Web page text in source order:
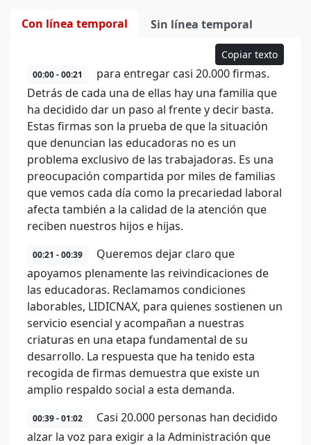
Con línea temporal Sin línea temporal
Copiar texto
00:00 - 00:21
para entregar casi 20.000 firmas.
Detrás de cada una de ellas hay una familia que
ha decidido dar un paso al frente y decir basta.
Estas firmas son la prueba de que la situación
que denuncian las educadoras no es un
problema exclusivo de las trabajadoras. Es una
preocupación compartida por miles de familias
que vemos cada día como la precariedad laboral
afecta también a la calidad de la atención que
reciben nuestros hijos e hijas.
00:21 - 00:39
Queremos dejar claro que
apoyamos plenamente las reivindicaciones de
las educadoras. Reclamamos condiciones
laborables, LIDICNAX, para quienes sostienen un
servicio esencial y acompañan a nuestras
criaturas en una etapa fundamental de su
desarrollo. La respuesta que ha tenido esta
recogida de firmas demuestra que existe un
amplio respaldo social a esta demanda.
00:39 - 01:02
Casi 20.000 personas han decidido
alzar la voz para exigir a la Administración que